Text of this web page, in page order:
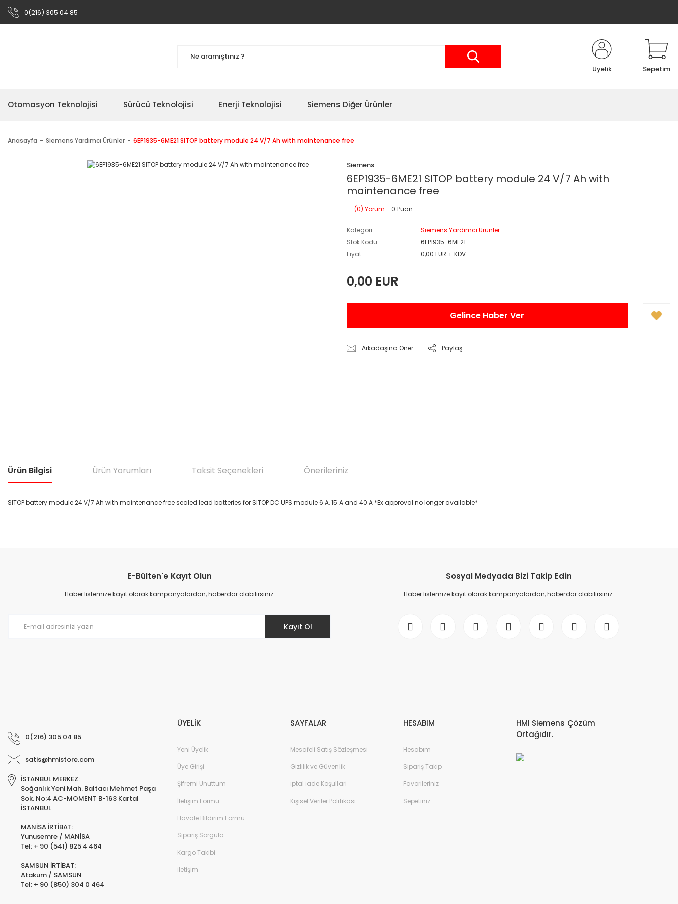
0(216) 305 04 85
Üyelik Sepetim
Otomasyon Teknolojisi Sürücü Teknolojisi Enerji Teknolojisi Siemens Diğer Ürünler
Anasayfa Siemens Yardımcı Ürünler 6EP1935-6ME21 SITOP battery module 24 V/7 Ah with maintenance free
Siemens
6EP1935-6ME21 SITOP battery module 24 V/7 Ah with
maintenance free
(0) Yorum - 0 Puan
Kategori
Siemens Yardımcı Ürünler
Stok Kodu
6EP1935-6ME21
Fiyat
0,00 EUR + KDV
0,00 EUR
Gelince Haber Ver
Arkadaşına Öner Paylaş
Ürün Bilgisi Ürün Yorumları Taksit Seçenekleri Önerileriniz
SITOP battery module 24 V/7 Ah with maintenance free sealed lead batteries for SITOP DC UPS module 6 A, 15 A and 40 A *Ex approval no longer available*
Ürün resmi kalitesiz, bozuk veya görüntülenemiyor.
Ürün açıklamasında eksik bilgiler bulunuyor.
E-Bülten'e Kayıt Olun
Haber listemize kayıt olarak kampanyalardan, haberdar olabilirsiniz.
Kayıt Ol
Sosyal Medyada Bizi Takip Edin
Haber listemize kayıt olarak kampanyalardan, haberdar olabilirsiniz.
0(216) 305 04 85
satis@hmistore.com
İSTANBUL MERKEZ:
Soğanlık Yeni Mah. Baltacı Mehmet Paşa
Sok. No:4 AC-MOMENT B-163 Kartal
İSTANBUL
MANİSA İRTİBAT:
Yunusemre / MANİSA
Tel: + 90 (541) 825 4 464
SAMSUN İRTİBAT:
Atakum / SAMSUN
Tel: + 90 (850) 304 0 464
ÜYELİK
Yeni Üyelik
Üye Girişi
Şifremi Unuttum
İletişim Formu
Havale Bildirim Formu
Sipariş Sorgula
Kargo Takibi
İletişim
SAYFALAR
Mesafeli Satış Sözleşmesi
Gizlilik ve Güvenlik
İptal İade Koşullari
Kişisel Veriler Politikası
HESABIM
Hesabım
Sipariş Takip
Favorileriniz
Sepetiniz
HMI Siemens Çözüm
Ortağıdır.